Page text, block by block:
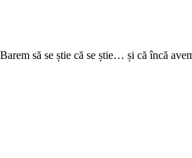
să se știe că se știe… și că încă